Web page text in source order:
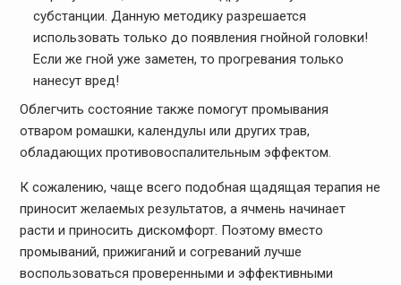
субстанции. Данную методику разрешается
использовать только до появления гнойной головки!
Если же гной уже заметен, то прогревания только
нанесут вред!
Облегчить состояние также помогут промывания
отваром ромашки, календулы или других трав,
обладающих противовоспалительным эффектом.
К сожалению, чаще всего подобная щадящая терапия не
приносит желаемых результатов, а ячмень начинает
расти и приносить дискомфорт. Поэтому вместо
промываний, прижиганий и согреваний лучше
воспользоваться проверенными и эффективными